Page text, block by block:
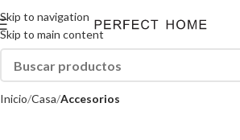
Skip to navigation
Skip to main content
Inicio Casa Accesorios